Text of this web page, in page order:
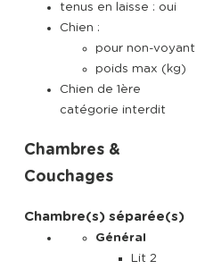
tenus en laisse : oui
Chien :
pour non-voyant
poids max (kg)
Chien de 1ère
catégorie interdit
Chambres &
Couchages
Chambre(s) séparée(s)
Général
Lit 2